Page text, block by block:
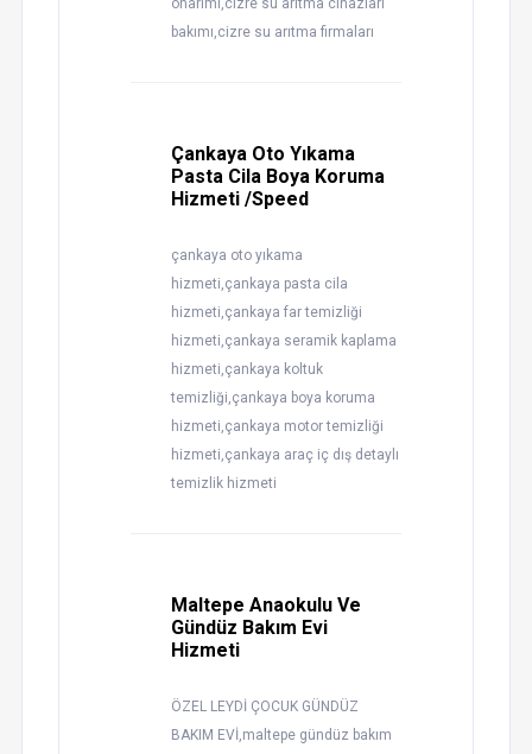
onarımı,cizre su arıtma cihazları
bakımı,cizre su arıtma firmaları
Çankaya Oto Yıkama
Pasta Cila Boya Koruma
Hizmeti /Speed
çankaya oto yıkama
hizmeti,çankaya pasta cila
hizmeti,çankaya far temizliği
hizmeti,çankaya seramik kaplama
hizmeti,çankaya koltuk
temizliği,çankaya boya koruma
hizmeti,çankaya motor temizliği
hizmeti,çankaya araç iç dış detaylı
temizlik hizmeti
Maltepe Anaokulu Ve
Gündüz Bakım Evi
Hizmeti
ÖZEL LEYDİ ÇOCUK GÜNDÜZ
BAKIM EVİ,maltepe gündüz bakım